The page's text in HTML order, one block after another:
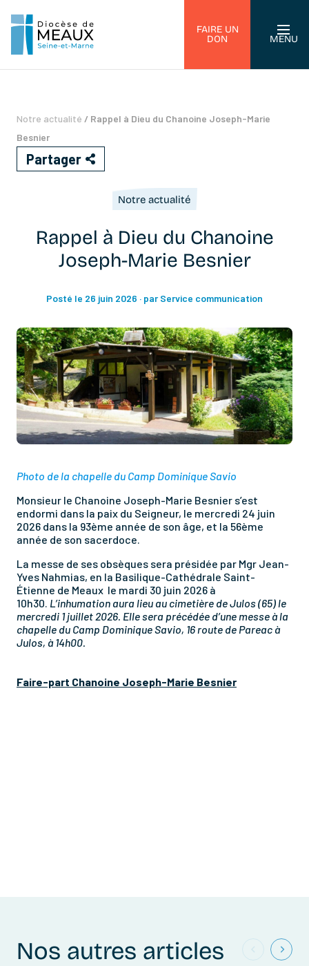
FAIRE UN
DON
MENU
Notre actualité / Rappel à Dieu du Chanoine Joseph-Marie
Besnier
Partager
Notre actualité
Rappel à Dieu du Chanoine
Joseph-Marie Besnier
Posté le 26 juin 2026 · par Service communication
Photo de la chapelle du Camp Dominique Savio
Monsieur le Chanoine Joseph-Marie Besnier s’est
endormi dans la paix du Seigneur, le mercredi 24 juin
2026 dans la 93ème année de son âge, et la 56ème
année de son sacerdoce.
La messe de ses obsèques sera présidée par Mgr Jean-
Yves Nahmias, en la Basilique-Cathédrale Saint-
Étienne de Meaux le mardi 30 juin 2026 à
10h30. L’inhumation aura lieu au cimetière de Julos (65) le
mercredi 1 juillet 2026. Elle sera précédée d’une messe à la
chapelle du Camp Dominique Savio, 16 route de Pareac à
Julos, à 14h00.
Faire-part Chanoine Joseph-Marie Besnier
Nos autres articles